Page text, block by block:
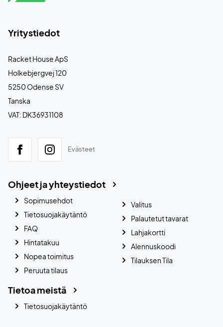
Yritystiedot
Racket House ApS
Holkebjergvej 120
5250 Odense SV
Tanska
VAT: DK36931108
Evästeet
Ohjeet ja yhteystiedot
Sopimusehdot
Tietosuojakäytäntö
FAQ
Hintatakuu
Nopea toimitus
Peruuta tilaus
Valitus
Palautetut tavarat
Lahjakortti
Alennuskoodi
Tilauksen Tila
Tietoa meistä
Tietosuojakäytäntö